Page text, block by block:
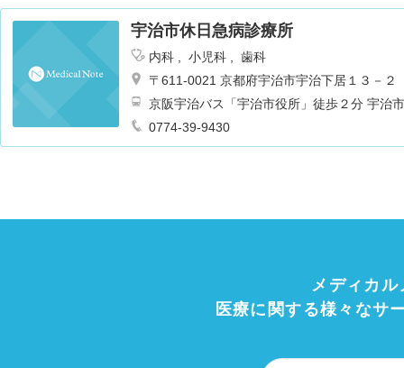
宇治市休日急病診療所
内科 小児科
歯科
〒611-0021 京都府宇治市宇治下居１３－２
京阪宇治バス「宇治市役所」徒歩２分 宇治
0774-39-9430
メディカ
医療に関する様々なサ